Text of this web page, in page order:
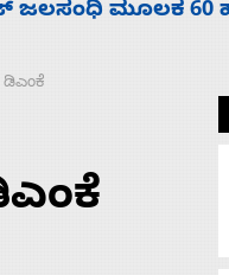
ಸದನ
ಡಿಎಂಕೆ